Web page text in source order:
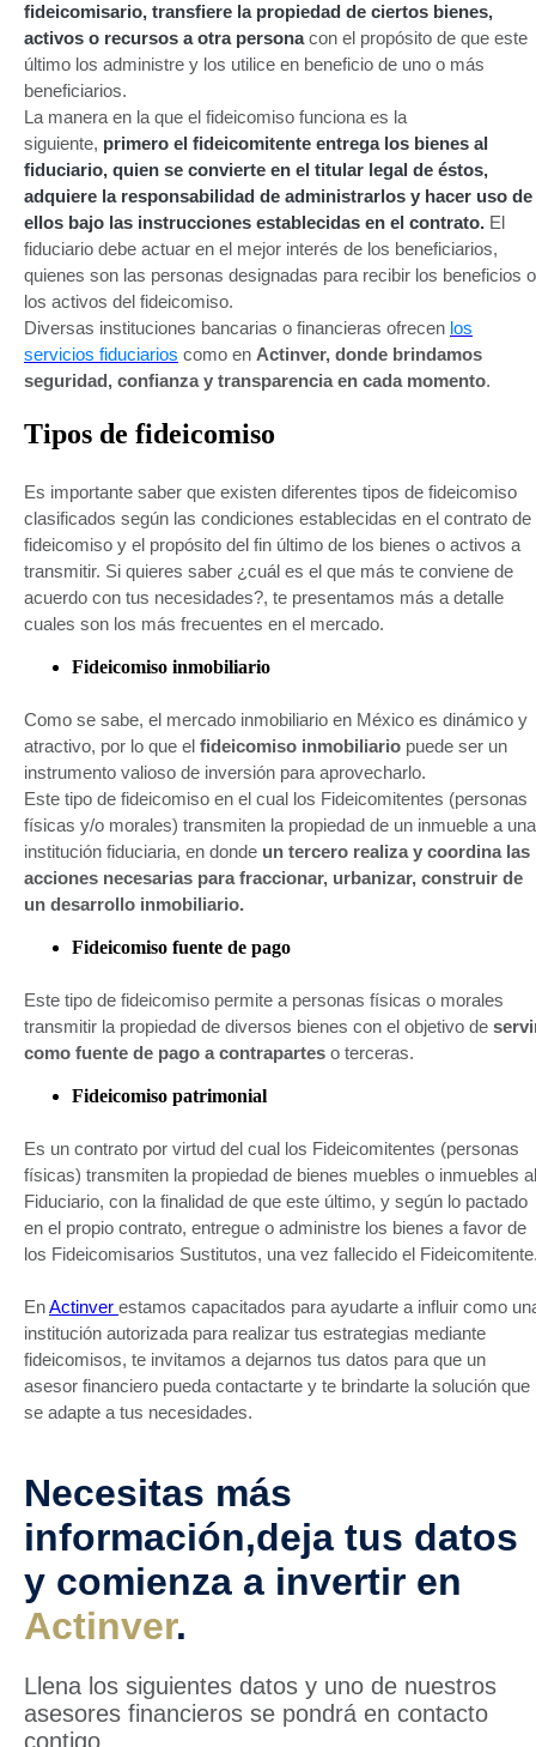
fideicomisario, transfiere la propiedad de ciertos bienes,
activos o recursos a otra personacon el propósito de que este
último los administre y los utilice en beneficio de uno o más
beneficiarios.
La manera en la que el fideicomiso funciona es la
siguiente, primero el fideicomitente entrega los bienes al
fiduciario, quien se convierte en el titular legal de éstos,
adquiere la responsabilidad de administrarlos y hacer uso de
ellos bajo las instrucciones establecidas en el contrato. El
fiduciario debe actuar en el mejor interés de los beneficiarios,
quienes son las personas designadas para recibir los beneficios o
los activos del fideicomiso.
Diversas instituciones bancarias o financieras ofrecen los
servicios fiduciarios como en Actinver, donde brindamos
seguridad, confianza y transparencia en cada momento.
Tipos de fideicomiso
Es importante saber que existen diferentes tipos de fideicomiso
clasificados según las condiciones establecidas en el contrato de
fideicomiso y el propósito del fin último de los bienes o activos a
transmitir. Si quieres saber ¿cuál es el que más te conviene de
acuerdo con tus necesidades?, te presentamos más a detalle
cuales son los más frecuentes en el mercado.
Fideicomiso inmobiliario
Como se sabe, el mercado inmobiliario en México es dinámico y
atractivo, por lo que el fideicomiso inmobiliario puede ser un
instrumento valioso de inversión para aprovecharlo.
Este tipo de fideicomiso en el cual los Fideicomitentes (personas
físicas y/o morales) transmiten la propiedad de un inmueble a una
institución fiduciaria, en donde un tercero realiza y coordina las
acciones necesarias para fraccionar, urbanizar, construir de
un desarrollo inmobiliario.
Fideicomiso fuente de pago
Este tipo de fideicomiso permite a personas físicas o morales
transmitir la propiedad de diversos bienes con el objetivo de
como fuente de pago a contrapartes o terceras.
Fideicomiso patrimonial
Es un contrato por virtud del cual los Fideicomitentes (personas
físicas) transmiten la propiedad de bienes muebles o inmuebles al
Fiduciario, con la finalidad de que este último, y según lo pactado
en el propio contrato, entregue o administre los bienes a favor de
los Fideicomisarios Sustitutos, una vez fallecido el
EnActinver estamos capacitados para ayudarte a influir como
institución autorizada para realizar tus estrategias mediante
fideicomisos, te invitamos a dejarnos tus datos para que un
asesor financiero pueda contactarte y te brindarte la solución que
se adapte a tus necesidades.
Necesitas más
información,deja tus datos
y comienza a invertir en
Actinver.
Llena los siguientes datos y uno de nuestros
asesores financieros se pondrá en contacto
contigo.